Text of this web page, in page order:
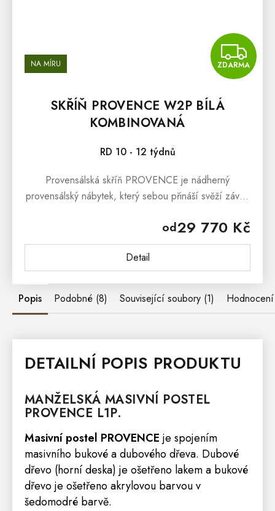
NA MÍRU ZDARMA
SKŘÍŇ PROVENCE W2P BÍLÁ
KOMBINOVANÁ
RD 10 - 12 týdnů
od29 770 Kč
Detail
Provensálská skříň PROVENCE je nádherný
provensálský nábytek, který sebou přináší svěží závan
skříň PROVENCE je vyrobena z masivního...
Popis Podobné (8) Související soubory (1) Hodnocení
DETAILNÍ POPIS PRODUKTU
MANŽELSKÁ MASIVNÍ POSTEL
PROVENCE L1P.
Masivní postel PROVENCE je spojením
masivního bukové a dubového dřeva. Dubové
dřevo (horní deska) je ošetřeno lakem a bukové
dřevo je ošetřeno akrylovou barvou v
šedomodré barvě.